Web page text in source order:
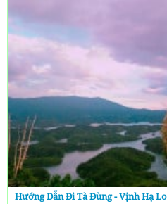
Hướng Dẫn Đi Tà Đùng - Vịnh Hạ